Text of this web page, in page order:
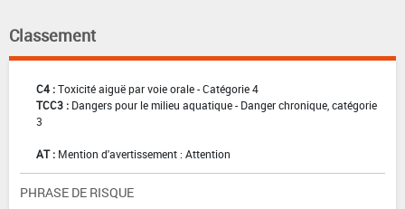
Classement
C4 :Toxicité aiguë par voie orale - Catégorie 4
TCC3 : Dangers pour le milieu aquatique - Danger chronique, catégorie
3
AT : Mention d'avertissement : Attention
PHRASE DE RISQUE